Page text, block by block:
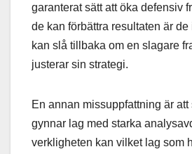
garanterat sätt att öka defensiv
de kan förbättra resultaten är
kan slå tillbaka om en slagare
justerar sin strategi.
En annan missuppfattning är att
gynnar lag med starka
verkligheten kan vilket lag som